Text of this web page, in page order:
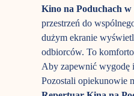
Kino na Poduchach
przestrzeń do
dużym ekranie
odbiorców. To
Aby zapewnić wygodę
Pozostali opiekunowie